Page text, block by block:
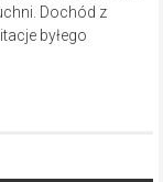
Dochód z
byłego